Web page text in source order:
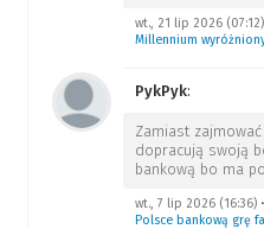
wt., 21 lip 2026 (07:12)
Millennium
PykPyk:
Zamiast
dopracują swoją
bankową bo ma
wt., 7 lip 2026 (16:36)•
Polsce bankową grę